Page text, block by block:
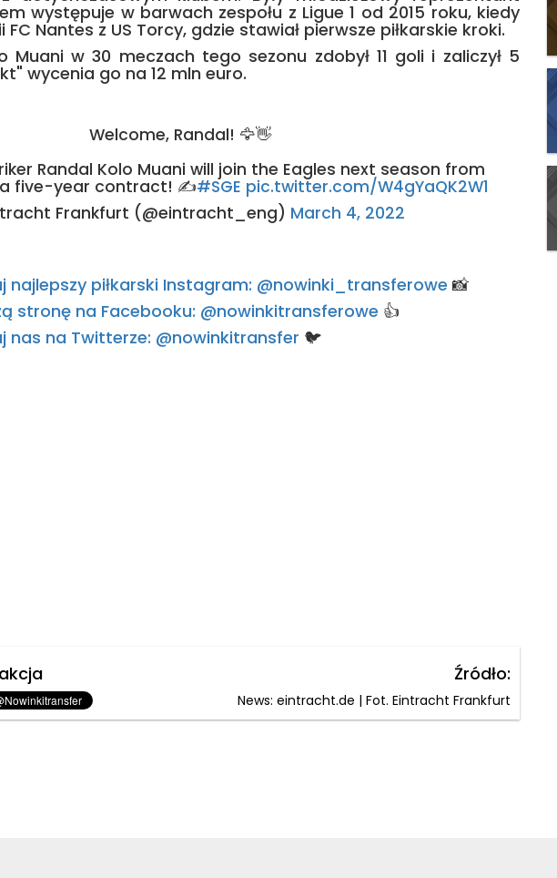
występuje w barwach zespołu z Ligue 1 od 2015 roku, kiedy
Nantes z US Torcy, gdzie stawiał pierwsze piłkarskie kroki.
Muani w 30 meczach tego sezonu zdobył 11 goli i zaliczył 5
wycenia go na 12 mln euro.
Welcome, Randal! 🦅👋
Randal Kolo Muani will join the Eagles next season from
five-year contract! ✍️#SGE pic.twitter.com/W4gYaQK2W1
Frankfurt (@eintracht_eng) March 4, 2022
najlepszy piłkarski Instagram: @nowinki_transferowe 📸
stronę na Facebooku: @nowinkitransferowe 👍
nas na Twitterze: @nowinkitransfer 🐦
Źródło:
News: eintracht.de | Fot. Eintracht Frankfurt